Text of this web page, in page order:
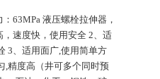
63MPa 液压螺栓拉伸器，
速度快，使用安全 2、适
3、适用面广,使用简单方
,精度高（井可多个同时预